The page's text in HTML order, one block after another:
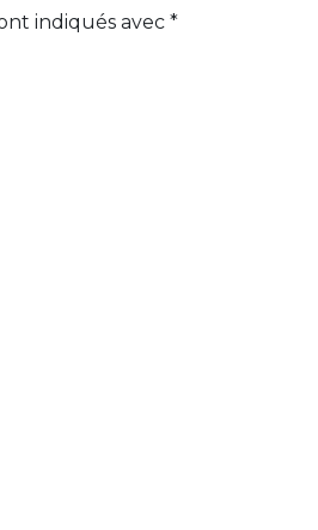
indiqués avec *